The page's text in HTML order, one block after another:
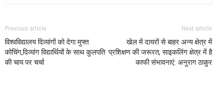
Previous article
विश्वविद्यालय दिव्यांगों को देगा मुफ्त
कोचिंग,दिव्यांग विद्यार्थियों के साथ कुलपति
की चाय पर चर्चा
Next article
खेल में दायरों से बाहर अन्य क्षेत्र में
प्रशिक्षण की जरूरत, साइकलिंग क्षेत्र में है
काफी संभावनाएं: अनुराग ठाकुर